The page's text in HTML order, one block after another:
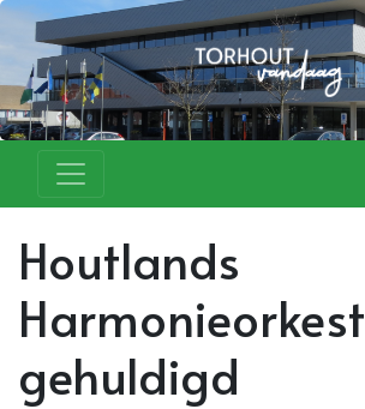
Houtlands
Harmonieorkest
gehuldigd